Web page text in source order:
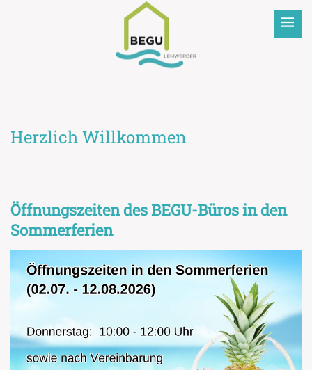
BEGU
Herzlich Willkommen
Öffnungszeiten des BEGU-Büros in den
Sommerferien